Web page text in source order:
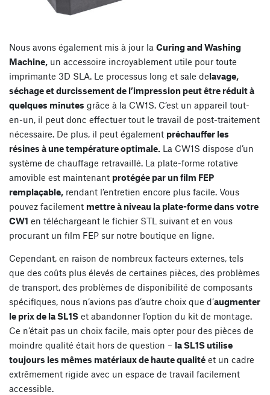
Nous avons également mis à jour la Curing and Washing
Machine, un accessoire incroyablement utile pour toute
imprimante 3D SLA. Le processus long et sale delavage,
séchage et durcissement de l’impression peut être réduit à
quelques minutes grâce à la CW1S. C’est un appareil tout-
en-un, il peut donc effectuer tout le travail de post-traitement
nécessaire. De plus, il peut également préchauffer les
résines à une température optimale. La CW1S dispose d’un
système de chauffage retravaillé. La plate-forme rotative
amovible est maintenant protégée par un film FEP
remplaçable, rendant l’entretien encore plus facile. Vous
pouvez facilement mettre à niveau la plate-forme dans votre
CW1 en téléchargeant le fichier STL suivant et en vous
procurant un film FEP sur notre boutique en ligne.
Cependant, en raison de nombreux facteurs externes, tels
que des coûts plus élevés de certaines pièces, des problèmes
de transport, des problèmes de disponibilité de composants
spécifiques, nous n’avions pas d’autre choix que d’augmenter
le prix de la SL1S et abandonner l’option du kit de montage.
Ce n’était pas un choix facile, mais opter pour des pièces de
moindre qualité était hors de question – la SL1S utilise
toujours les mêmes matériaux de haute qualité et un cadre
extrêmement rigide avec un espace de travail facilement
accessible.